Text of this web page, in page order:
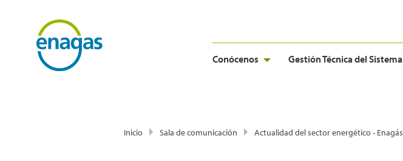
Conócenos Gestión Técnica del Sistema
Inicio Sala de comunicación Actualidad del sector energético - Enagás